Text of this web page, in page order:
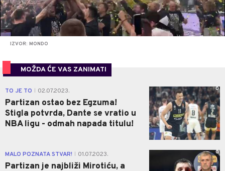
IZVOR: MONDO
MOŽDA ĆE VAS ZANIMATI
TO JE TO 02.07.2023.
Partizan ostao bez Egzuma!
Stigla potvrda, Dante se vratio u
NBA ligu - odmah napada titulu!
0
MALO POZNATA STVAR! 01.07.2023.
Partizan je najbliži Mirotiću, a
0